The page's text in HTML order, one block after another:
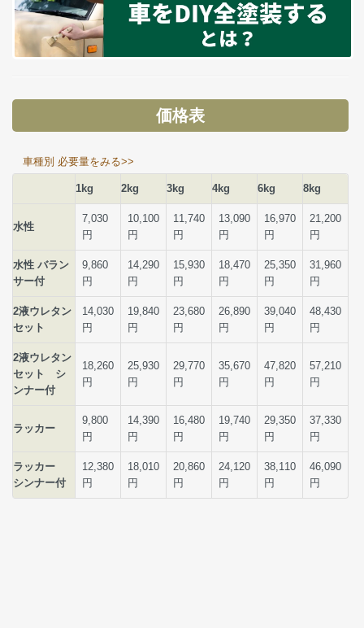
価格表
車種別 必要量をみる>>